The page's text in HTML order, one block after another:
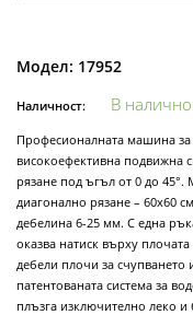
Модел: 17952
Наличност: В
Професионалната машина
високоефективна подвижна
рязане под ъгъл от 0 до
диагонално рязане – 60х60
дебелина 6-25 мм. С една
оказва натиск върху
дебели плочи за
патентованата система за
плъзга изключително леко